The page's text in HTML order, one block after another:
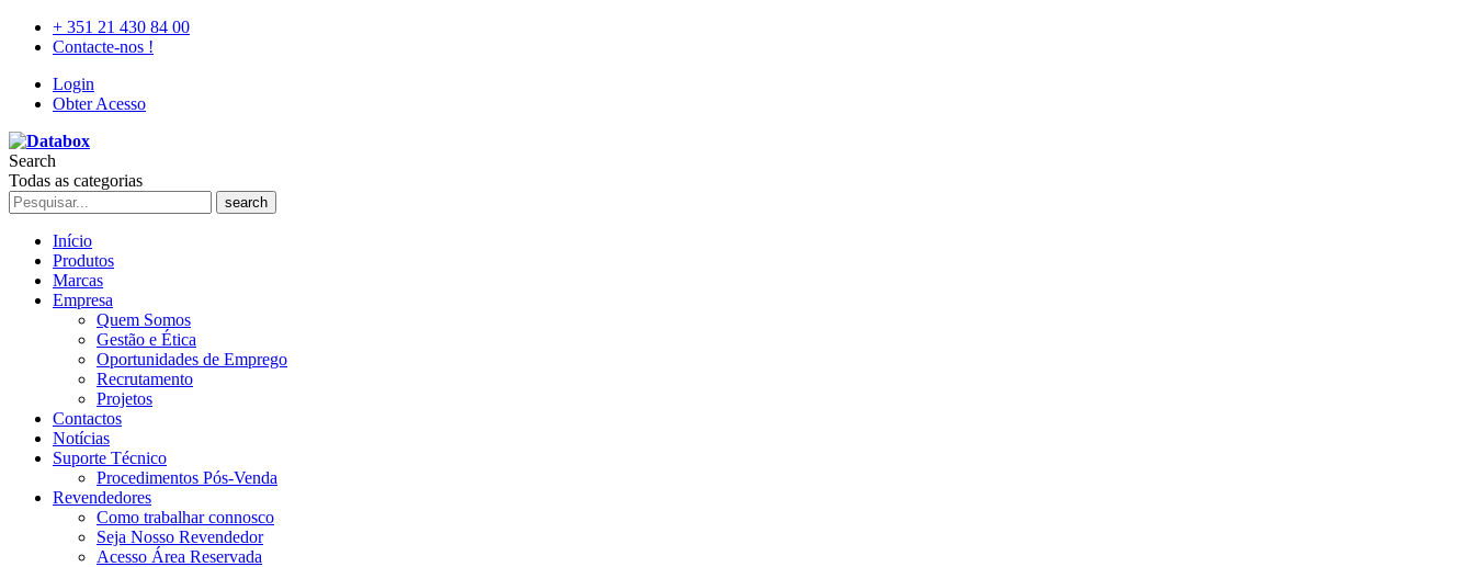
+ 351 21 430 84 00
Contacte-nos !
Login
Obter Acesso
Search
Todas as categorias
search
Início
Produtos
Marcas
Empresa
Quem Somos
Gestão e Ética
Oportunidades de Emprego
Recrutamento
Projetos
Contactos
Notícias
Suporte Técnico
Procedimentos Pós-Venda
Revendedores
Como trabalhar connosco
Seja Nosso Revendedor
Acesso Área Reservada